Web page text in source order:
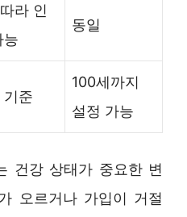
라 인
능
동일
기준
100세까지
설정 가능
건강 상태가 중요한 변
오르거나 가입이 거절